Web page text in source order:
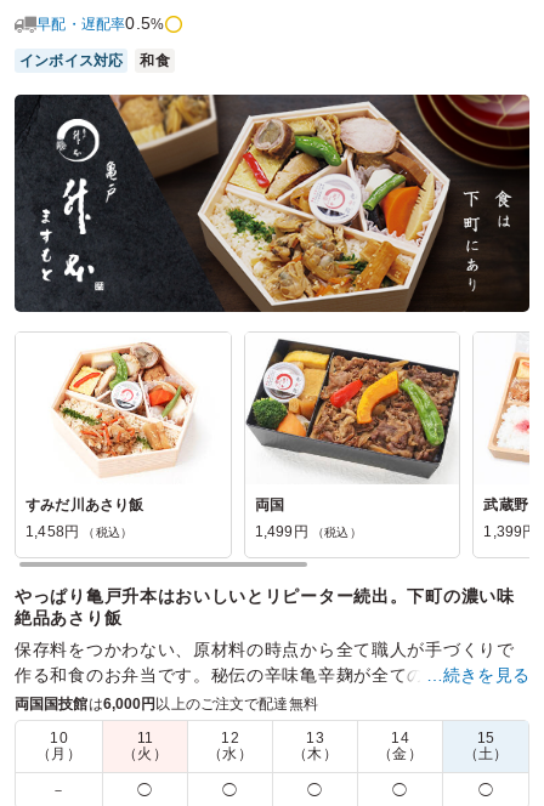
早配・遅配率0.5%
インボイス対応 和食
すみだ川あさり飯
1,458円
（税込）
両国
1,499円
（税込）
武蔵野
1,399円
やっぱり亀戸升本はおいしいとリピーター続出。下町の濃い味
絶品あさり飯
保存料をつかわない、原材料の時点から全て職人が手づくりで
作る和食のお弁当です。秘伝の辛味亀辛麹が全てのお弁当につ
いております。お好みでどうぞ。
商品数： 締切日時： 2日前15:00 価格帯：
1,188円～4,320円
配達時間：
9:30～18:00
…続きを見る
両国国技館は6,000円以上のご注文で配達無料
10
（月）
11
（火）
12
（水）
13
（木）
14
（金）
15
（土）
－ ◯ ◯ ◯ ◯ ◯